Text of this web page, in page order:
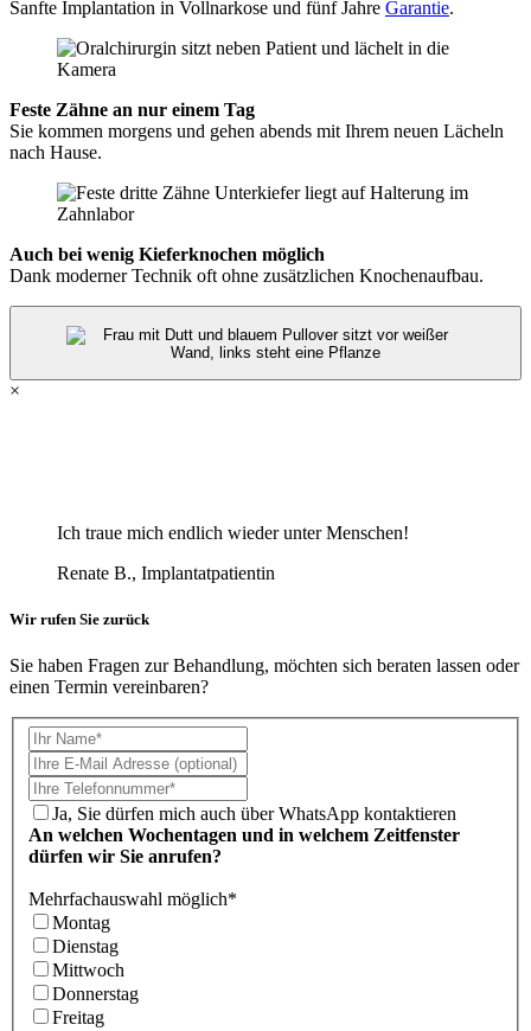
Sanfte Implantation in Vollnarkose und fünf Jahre Garantie.
Feste Zähne an nur einem Tag
Sie kommen morgens und gehen abends mit Ihrem neuen Lächeln
nach Hause.
Auch bei wenig Kieferknochen möglich
Dank moderner Technik oft ohne zusätzlichen Knochenaufbau.
×
Ich traue mich endlich wieder unter Menschen!
Renate B., Implantatpatientin
Wir rufen Sie zurück
Sie haben Fragen zur Behandlung, möchten sich beraten lassen oder
einen Termin vereinbaren?
Ja, Sie dürfen mich auch über WhatsApp kontaktieren
An welchen Wochentagen und in welchem Zeitfenster
dürfen wir Sie anrufen?
Mehrfachauswahl möglich*
Montag
Dienstag
Mittwoch
Donnerstag
Freitag